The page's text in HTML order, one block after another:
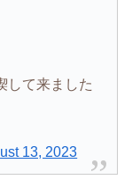
して来ました
13, 2023